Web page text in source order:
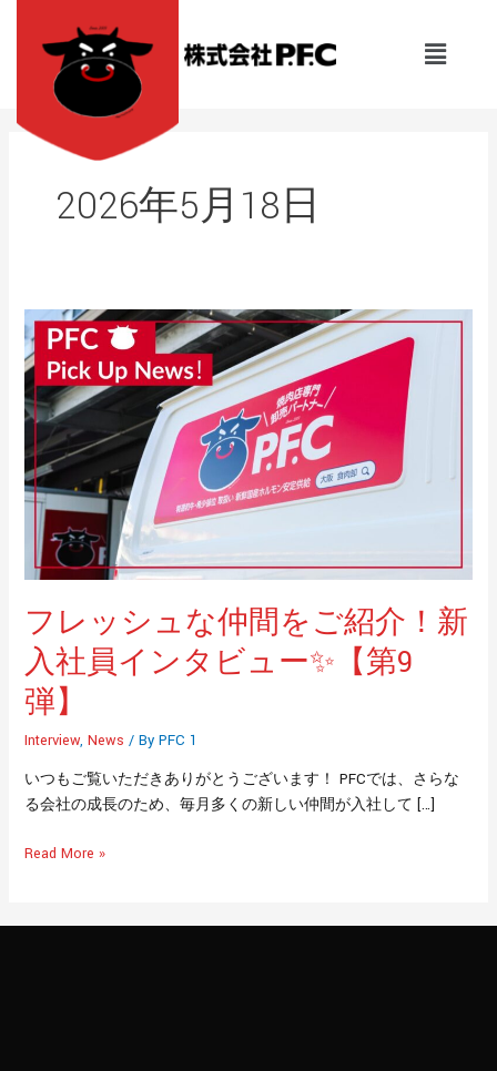
メ
ニ
2026年5月18日
フレッシュな仲間をご紹介！新
入社員インタビュー✨【第9
弾】
Interview, News / By PFC 1
いつもご覧いただきありがとうございます！ PFCでは、さらな
る会社の成長のため、毎月多くの新しい仲間が入社して […]
フ
レ
ッ
シ
ュ
な
仲
間
ご
紹
新
入
社
員
タ
ビ
ー
弾】
Read More »